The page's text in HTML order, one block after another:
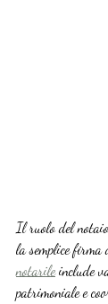
Il ruolo del
la semplice
notarile include
patrimoniale e